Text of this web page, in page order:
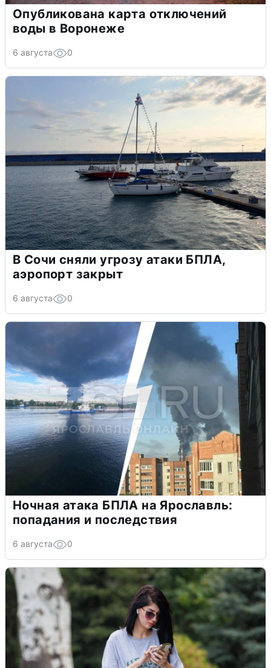
Опубликована карта отключений
воды в Воронеже
6 августа 0
В Сочи сняли угрозу атаки БПЛА,
аэропорт закрыт
6 августа 0
Ночная атака БПЛА на Ярославль:
попадания и последствия
6 августа 0